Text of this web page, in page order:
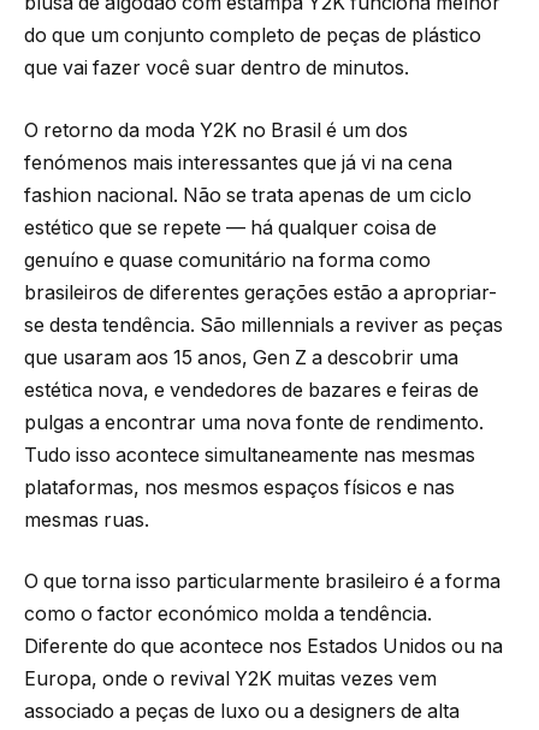
do que um conjunto completo de peças de plástico
que vai fazer você suar dentro de minutos.
O retorno da moda Y2K no Brasil é um dos
fenómenos mais interessantes que já vi na cena
fashion nacional. Não se trata apenas de um ciclo
estético que se repete — há qualquer coisa de
genuíno e quase comunitário na forma como
brasileiros de diferentes gerações estão a apropriar-
se desta tendência. São millennials a reviver as peças
que usaram aos 15 anos, Gen Z a descobrir uma
estética nova, e vendedores de bazares e feiras de
pulgas a encontrar uma nova fonte de rendimento.
Tudo isso acontece simultaneamente nas mesmas
plataformas, nos mesmos espaços físicos e nas
mesmas ruas.
O que torna isso particularmente brasileiro é a forma
como o factor económico molda a tendência.
Diferente do que acontece nos Estados Unidos ou na
Europa, onde o revival Y2K muitas vezes vem
associado a peças de luxo ou a designers de alta